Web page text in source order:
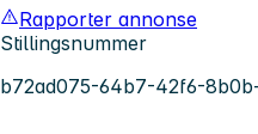
Rapporter annonse
Stillingsnummer
b72ad075-64b7-42f6-